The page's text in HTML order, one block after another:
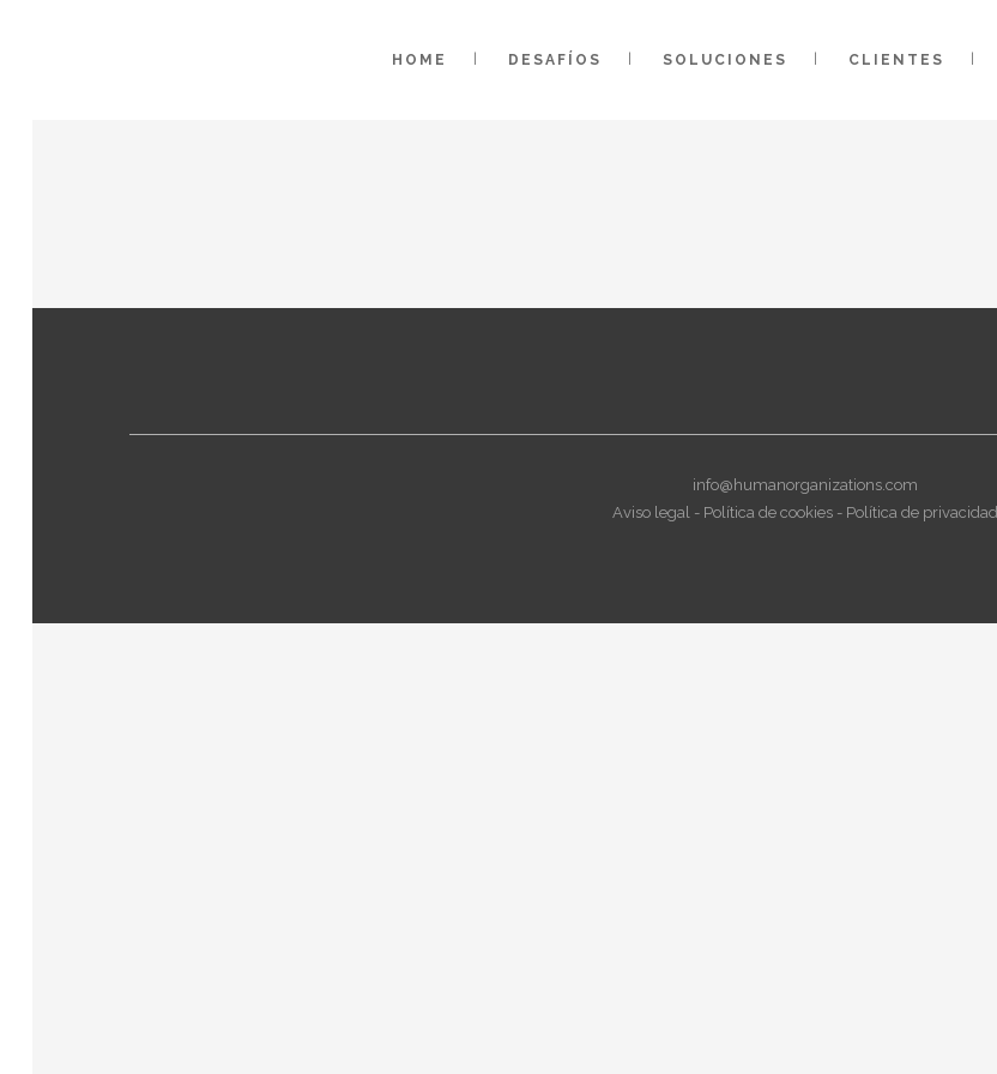
HOME DESAFÍOS SOLUCIONES CLIENTES
info@humanorganizations.com
Aviso legal - Política de cookies - Política de privacidad